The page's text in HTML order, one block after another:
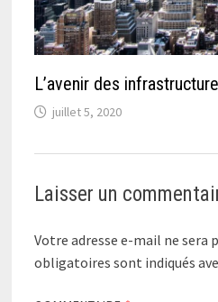
L’avenir des
juillet 5, 2020
Laisser un
Votre adresse e-mail ne sera
obligatoires sont indiqués